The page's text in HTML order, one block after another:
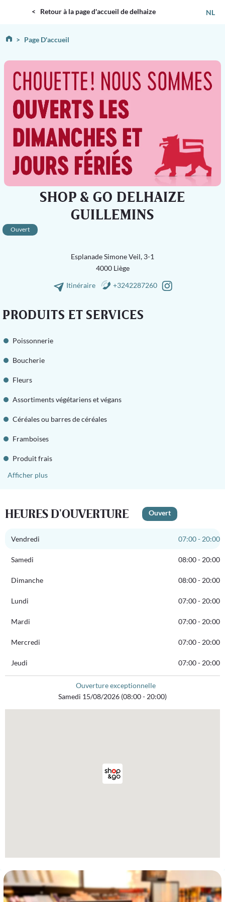
< Retour à la page d'accueil de delhaize NL
Page D'accueil
SHOP & GO DELHAIZE
GUILLEMINS
Ouvert
Esplanade Simone Veil, 3-1
4000 Liège
Itinéraire
+3242287260
PRODUITS ET SERVICES
Poissonnerie
Boucherie
Fleurs
Assortiments végétariens et végans
Céréales ou barres de céréales
Framboises
Produit frais
Afficher plus
HEURES D'OUVERTURE Ouvert
Vendredi 07:00 - 20:00
Samedi 08:00 - 20:00
Dimanche 08:00 - 20:00
Lundi 07:00 - 20:00
Mardi 07:00 - 20:00
Mercredi 07:00 - 20:00
Jeudi 07:00 - 20:00
Ouverture exceptionnelle
Samedi 15/08/2026 (08:00 - 20:00)